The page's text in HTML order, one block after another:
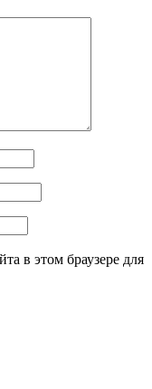
в этом браузере для